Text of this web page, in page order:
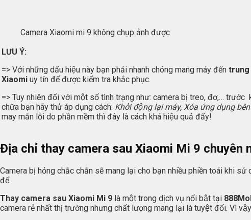
Camera Xiaomi mi 9 không chụp ảnh được
LƯU Ý:
=> Với những dấu hiệu này bạn phải nhanh chóng mang máy đến trung
Xiaomi uy tín để được kiểm tra khắc phục.
=> Tuy nhiên đối với một số tình trạng như: camera bị treo, đơ,… trước
chữa bạn hãy thử áp dụng cách: Khởi động lại máy, Xóa ứng dụng
may mắn lỗi do phần mềm thì đây là cách khá hiệu quả đấy!
Địa chỉ thay camera sau Xiaomi Mi 9 chuyên
Camera bị hỏng chắc chắn sẽ mang lại cho bạn nhiều phiền toái khi sử
để.
Thay camera sau Xiaomi Mi 9 là một trong dịch vụ nổi bật tại
camera rẻ nhất thị trường nhưng chất lượng mang lại là tuyệt đối. Vì